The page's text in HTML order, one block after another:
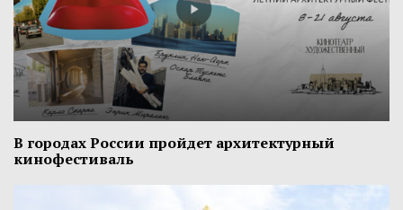
В городах России пройдет архитектурный
кинофестиваль